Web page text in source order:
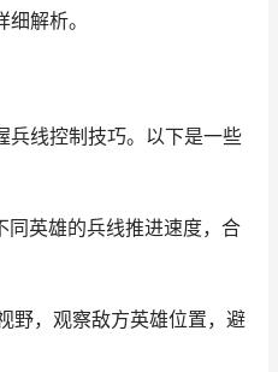
解析。
兵线控制技巧。以下是一些
同英雄的兵线推进速度，合
野，观察敌方英雄位置，避